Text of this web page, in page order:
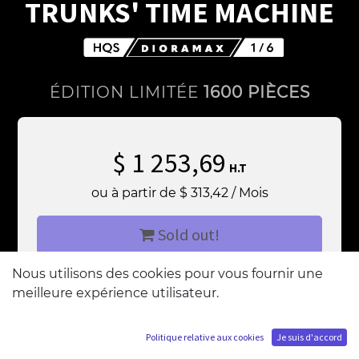
TRUNKS' TIME MACHINE
ÉDITION LIMITÉE 1600 PIÈCES
$ 1 253,69 H.T
ou à partir de $ 313,42 / Mois
Sold out!
M'ajouter à la liste d'attente
Nous utilisons des cookies pour vous fournir une
meilleure expérience utilisateur.
Politique relative aux cookies Je suis d'accord